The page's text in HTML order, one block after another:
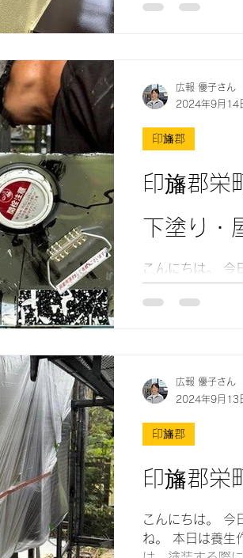
りについてお伝
印旛郡
下塗り・
こんにちは。 今日も澄んだ青空が広がり、蒸し暑い1日
でしたね。 本日
についてお伝え
印旛郡
広報 優子さん
2024年9月14
印旛郡
こんにちは。 今日も強い日差しが降り注ぐ1日でした
ね。 本日は養生作業についてお伝えいたします。 養生
印旛郡
広報 優子さん
2024年9月13